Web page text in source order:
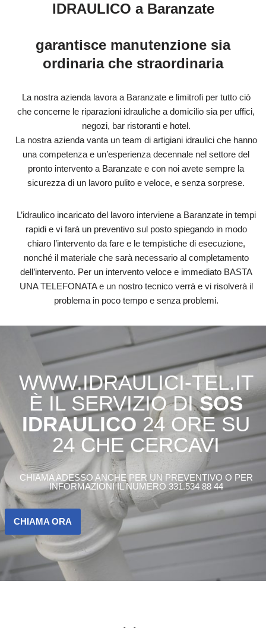
IDRAULICO a Baranzate
garantisce manutenzione sia
ordinaria che straordinaria
La nostra azienda lavora a Baranzate e limitrofi per tutto ciò
che concerne le riparazioni idrauliche a domicilio sia per uffici,
negozi, bar ristoranti e hotel.
La nostra azienda vanta un team di artigiani idraulici che hanno
una competenza e un’esperienza decennale nel settore del
pronto intervento a Baranzate e con noi avete sempre la
sicurezza di un lavoro pulito e veloce, e senza sorprese.
L’idraulico incaricato del lavoro interviene a Baranzate in tempi
rapidi e vi farà un preventivo sul posto spiegando in modo
chiaro l’intervento da fare e le tempistiche di esecuzione,
nonché il materiale che sarà necessario al completamento
dell’intervento. Per un intervento veloce e immediato BASTA
UNA TELEFONATA e un nostro tecnico verrà e vi risolverà il
problema in poco tempo e senza problemi.
WWW.IDRAULICI-TEL.IT
È IL SERVIZIO DISOS
IDRAULICO 24 ORE SU
24 CHE CERCAVI
CHIAMA ADESSO ANCHE PER UN PREVENTIVO O PER
INFORMAZIONI IL NUMERO 331.534 88 44
CHIAMA ORA